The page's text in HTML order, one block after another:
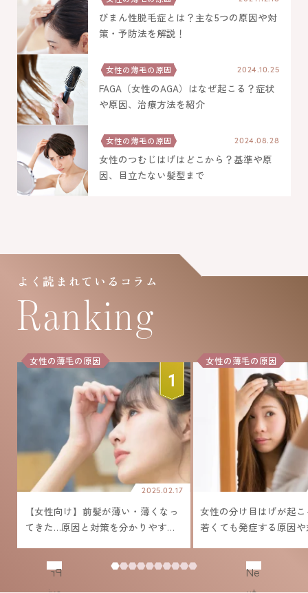
びまん性脱毛症とは？主な5つの原因や対
策・予防法を解説！
女性の薄毛の原因 2024.10.25
FAGA（女性のAGA）はなぜ起こる？症状
や原因、治療方法を紹介
女性の薄毛の原因 2024.08.28
女性のつむじはげはどこから？基準や原
因、目立たない髪型まで
よく読まれているコラム
Ranking
Pr
女性の薄毛の原因
2025.02.17
【女性向け】前髪が薄い・薄くなっ
てきた…原因と対策を分かりやすく
女性の薄毛の原因
女性の分け目はげが起
若くても発症する原因
Ne